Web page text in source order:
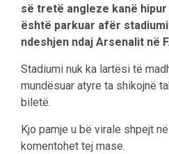
së tretë angleze kanë
është parkuar afër
ndeshjen ndaj Arsenalit në
Stadiumi nuk ka lartësi të
mundësuar atyre ta shikojnë
biletë.
Kjo pamje u bë virale shpejt
komentohet tej mase.